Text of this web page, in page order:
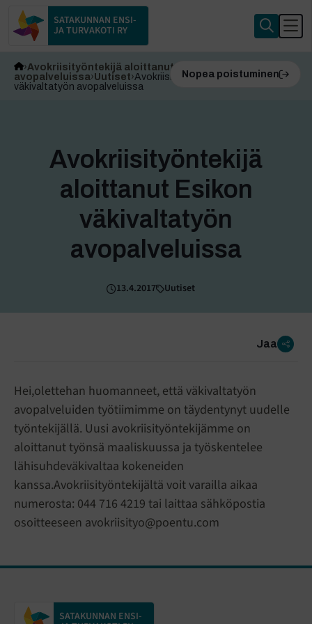
SATAKUNNAN ENSI-
JA TURVAKOTI RY
Nopea poistuminen
Avokriisityöntekijä aloittanut Esikon väkivaltatyön
avopalveluissa Uutiset Avokriisityöntekijä aloittanut Esikon
väkivaltatyön avopalveluissa
Avokriisityöntekijä
aloittanut Esikon
väkivaltatyön
avopalveluissa
13.4.2017 Uutiset
Jaa
Hei,olettehan huomanneet, että väkivaltatyön
avopalveluiden työtiimimme on täydentynyt uudelle
työntekijällä. Uusi avokriisityöntekijämme on
aloittanut työnsä maaliskuussa ja työskentelee
lähisuhdeväkivaltaa kokeneiden
kanssa.Avokriisityöntekijältä voit varailla aikaa
numerosta: 044 716 4219 tai laittaa sähköpostia
osoitteeseen avokriisityo@poentu.com
SATAKUNNAN ENSI-